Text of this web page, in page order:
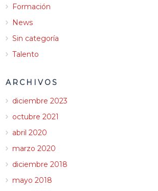
Formación
News
Sin categoría
Talento
ARCHIVOS
diciembre 2023
octubre 2021
abril 2020
marzo 2020
diciembre 2018
mayo 2018